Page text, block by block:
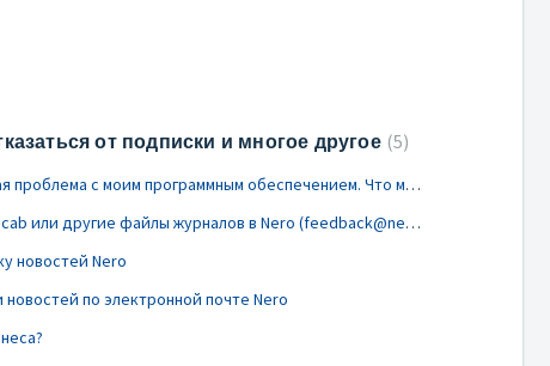
от подписки и многое другое 5
У меня возникла техническая проблема с моим программным обеспечением. Что мне нужно сделать, чтобы получить помощь?
Как отправить NeroSupport.cab или другие файлы журналов в Nero (feedback@nero.com)
новостей Nero
новостей по электронной почте Nero